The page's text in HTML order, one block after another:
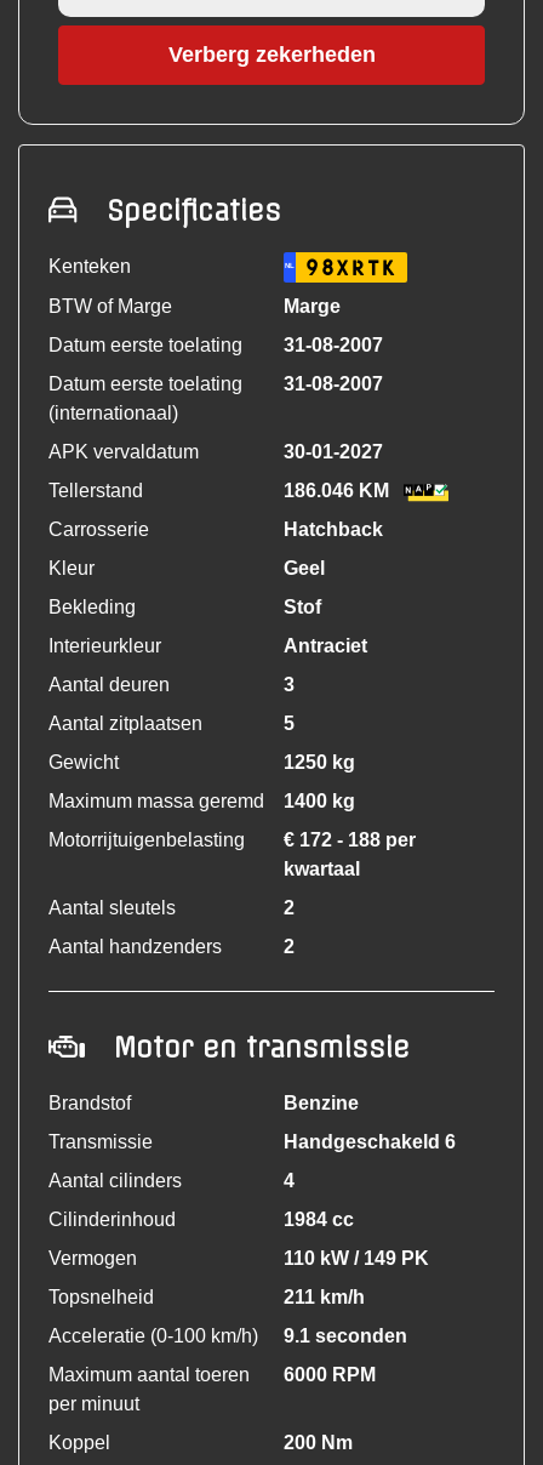
Verberg zekerheden
Specificaties
Kenteken NL 98XRTK
BTW of Marge
Marge
Datum eerste toelating
31-08-2007
Datum eerste toelating
(internationaal)
31-08-2007
APK vervaldatum
30-01-2027
Tellerstand
186.046 KM
Carrosserie
Hatchback
Kleur
Geel
Bekleding
Stof
Interieurkleur
Antraciet
Aantal deuren
3
Aantal zitplaatsen
5
Gewicht
1250 kg
Maximum massa geremd
1400 kg
Motorrijtuigenbelasting
€ 172 - 188 per
kwartaal
Aantal sleutels
2
Aantal handzenders
2
Motor en transmissie
Brandstof
Benzine
Transmissie
Handgeschakeld 6
Aantal cilinders
4
Cilinderinhoud
1984 cc
Vermogen
110 kW / 149 PK
Topsnelheid
211 km/h
Acceleratie (0-100 km/h)
9.1 seconden
Maximum aantal toeren
per minuut
6000 RPM
Koppel
200 Nm